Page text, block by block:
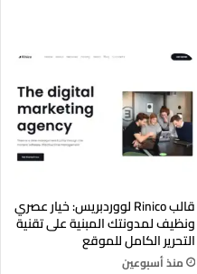
قالب Rinico لووردبريس: خيار عصري
ونظيف لمدونتك المبنية على تقنية
التحرير الكامل للموقع
منذ أسبوعين